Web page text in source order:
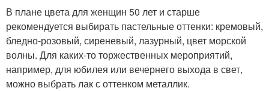
В плане цвета для женщин 50 лет и старше
рекомендуется выбирать пастельные оттенки: кремовый,
бледно-розовый, сиреневый, лазурный, цвет морской
волны. Для каких-то торжественных мероприятий,
например, для юбилея или вечернего выхода в свет,
можно выбрать лак с оттенком металлик.